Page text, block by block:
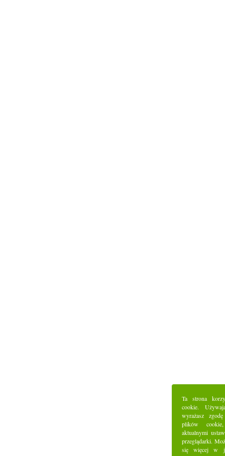
Ta strona
cookie.
wyrażasz
plików
aktualnymi
przeglądarki.
się więcej w